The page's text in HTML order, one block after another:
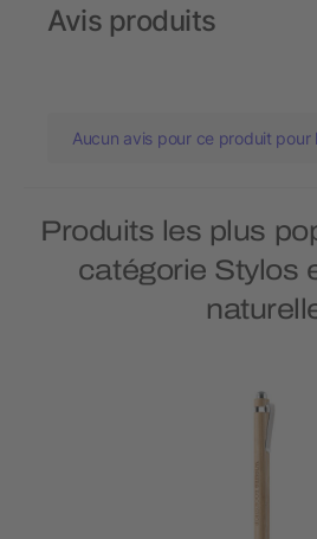
Avis produits
Aucun avis pour ce produit pour
Produits les plus
catégorie Stylos